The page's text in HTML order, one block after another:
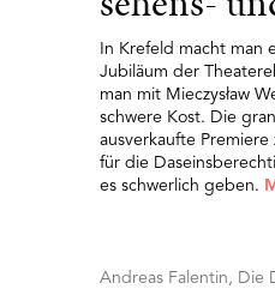
In Krefeld macht man
Jubiläum der
man mit Mieczysław
schwere Kost. Die
ausverkaufte
für die
es schwerlich geben.
Andreas Falentin, Die